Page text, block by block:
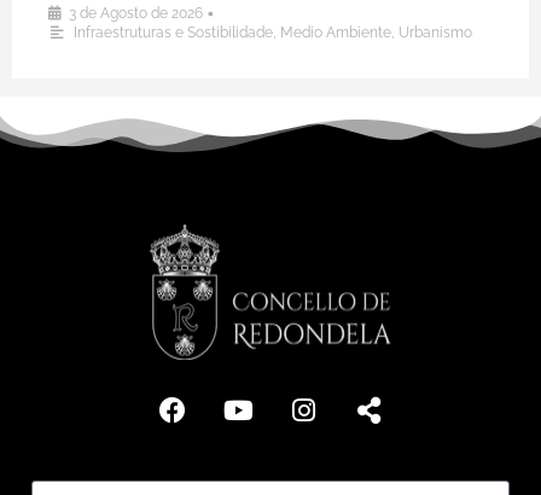
3 de Agosto de 2026 •
Infraestruturas e Sostibilidade, Medio Ambiente, Urbanismo